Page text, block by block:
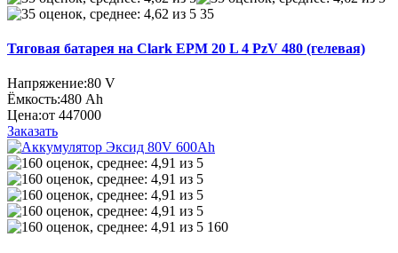
35
Тяговая батарея на Clark EPM 20 L 4 PzV 480 (гелевая)
Напряжение:80 V
Ёмкость:480 Ah
Цена:от 447000
Заказать
160